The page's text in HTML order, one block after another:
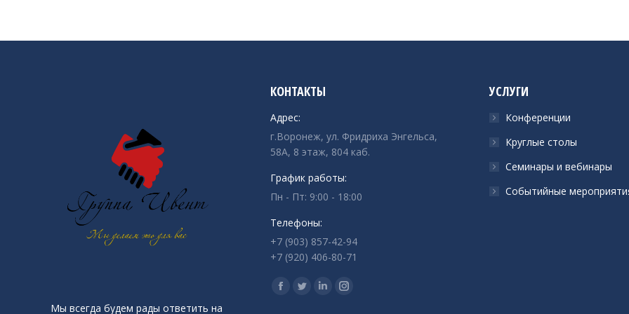
Мы всегда будем рады ответить на
КОНТАКТЫ
Адрес:
г.Воронеж, ул. Фридриха Энгельса,
58А, 8 этаж, 804 каб.
График работы:
Пн - Пт: 9:00 - 18:00
Телефоны:
+7 (903) 857-42-94
+7 (920) 406-80-71
Ищите нас:
СтраницаСтраница
СтраницаСтраница
УСЛУГИ
Конференции
Круглые столы
Семинары и вебинары
Событийные